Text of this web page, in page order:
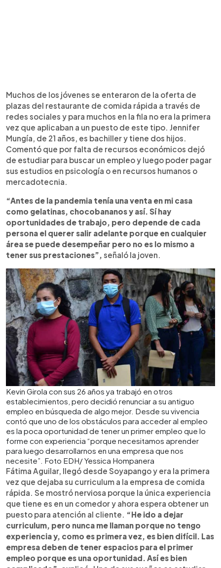
Muchos de los jóvenes se enteraron de la oferta de
plazas del restaurante de comida rápida a través de
redes sociales y para muchos en la fila no era la primera
vez que aplicaban a un puesto de este tipo. Jennifer
Mungía, de 21 años, es bachiller y tiene dos hijos.
Comentó que por falta de recursos económicos dejó
de estudiar para buscar un empleo y luego poder pagar
sus estudios en psicología o en recursos humanos o
mercadotecnia.
“Antes de la pandemia tenía una venta en mi casa
como gelatinas, chocobananos y así. Sí hay
oportunidades de trabajo, pero depende de cada
persona el querer salir adelante porque en cualquier
área se puede desempeñar pero no es lo mismo a
tener sus prestaciones”, señaló la joven.
Kevin Girola con sus 26 años ya trabajó en otros
establecimientos, pero decidió renunciar a su antiguo
empleo en búsqueda de algo mejor. Desde su vivencia
contó que uno de los obstáculos para acceder al empleo
es la poca oportunidad de tener un primer empleo que lo
forme con experiencia “porque necesitamos aprender
para luego desarrollarnos en una empresa que nos
necesite”. Foto EDH/ Yessica Hompanera
Fátima Aguilar, llegó desde Soyapango y era la primera
vez que dejaba su curriculum a la empresa de comida
rápida. Se mostró nerviosa porque la única experiencia
que tiene es en un comedor y ahora espera obtener un
puesto para atención al cliente.
“He ido a dejar
curriculum, pero nunca me llaman porque no tengo
experiencia y, como es primera vez, es bien difícil. Las
empresa deben de tener espacios para el primer
empleo porque es una oportunidad. Así es bien